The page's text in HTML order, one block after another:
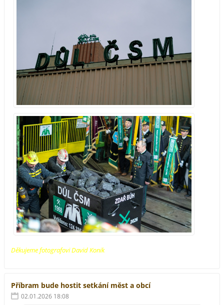
Děkujeme fotografovi David Konik
Příbram bude hostit setkání měst a obcí
02.01.2026 18:08